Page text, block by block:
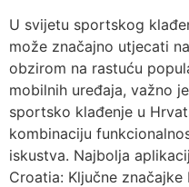
U svijetu sportskog
može značajno utjecati
obzirom na rastuću
mobilnih uređaja, važno
sportsko klađenje u
kombinaciju
iskustva. Najbolja
Croatia: Ključne